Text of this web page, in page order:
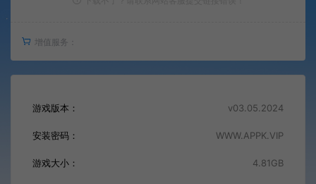
增值服务：
游戏版本： v03.05.2024
安装密码： WWW.APPK.VIP
游戏大小： 4.81GB